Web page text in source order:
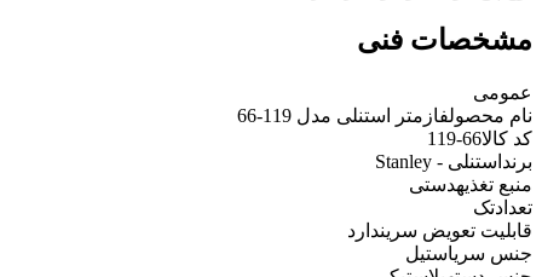
مشخصات فنی
عمومی
نام محصولفازمتر استنلی مدل 119-66
کد کالا66-119
برند استنلی - Stanley
منبع تغذیهدستی
تعدادتک
قابلیت تعویض سریندارد
جنس سریاستیل